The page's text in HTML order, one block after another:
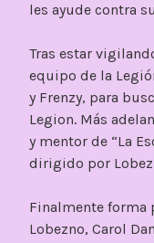
les ayude contra
Tras estar
equipo de la
y Frenzy, para
Legion. Más
y mentor de “La
dirigido por
Finalmente forma
Lobezno, Carol